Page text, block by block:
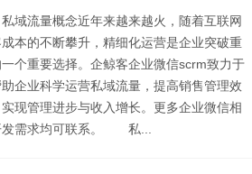
流量概念近年来越来越火，随着互联网
本的不断攀升，精细化运营是企业突破重
一个重要选择。企鲸客企业微信scrm致力于
企业科学运营私域流量，提高销售管理效
现管理进步与收入增长。更多企业微信相
发需求均可联系。 私...